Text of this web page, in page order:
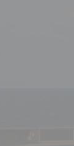
venster))
een nieuw